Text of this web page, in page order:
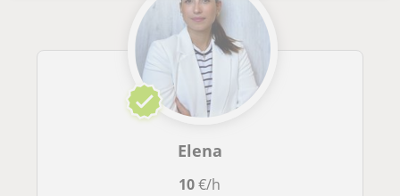
Elena
10€/h